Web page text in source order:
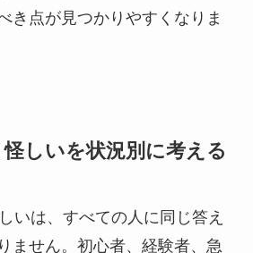
き点が見つかりやすくなりま
しいを状況別に考える
いは、すべての人に同じ答え
ません。初心者、経験者、急